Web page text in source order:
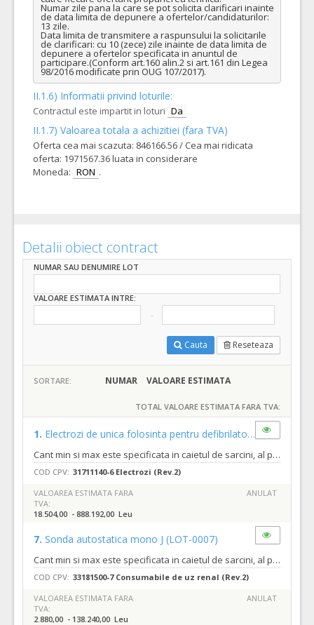
Numar zile pana la care se pot solicita clarificari inainte
de data limita de depunere a ofertelor/candidaturilor:
13 zile.
Data limita de transmitere a raspunsului la solicitarile
de clarificari: cu 10 (zece) zile inainte de data limita de
depunere a ofertelor specificata in anuntul de
participare.(Conform art.160 alin.2 si art.161 din Legea
98/2016 modificate prin OUG 107/2017).
II.1.6) Informatii privind loturile:
Contractul este impartit in loturi Da
II.1.7) Valoarea totala a achizitiei (fara TVA)
Oferta cea mai scazuta: 846166.56 / Cea mai ridicata
oferta: 1971567.36 luata in considerare
Moneda: RON .
Detalii obiect contract
NUMAR SAU DENUMIRE LOT
VALOARE ESTIMATA INTRE:
Cauta Reseteaza
SORTARE: NUMAR VALOARE ESTIMATA
TOTAL VALOARE ESTIMATA FARA TVA:
1. Electrozi de unica folosinta pentru defibrilatoru Benehearth
Cant min si max este specificata in caietul de sarcini, al prezentei documentatii.
COD CPV: 31711140-6 Electrozi (Rev.2)
VALOAREA ESTIMATA FARA
TVA:
18.504,00 - 888.192,00 Leu
ANULAT
7. Sonda autostatica mono J (LOT-0007)
Cant min si max este specificata in caietul de sarcini, al prezentei documentatii.
COD CPV: 33181500-7 Consumabile de uz renal (Rev.2)
VALOAREA ESTIMATA FARA
TVA:
2.880,00 - 138.240,00 Leu
ANULAT